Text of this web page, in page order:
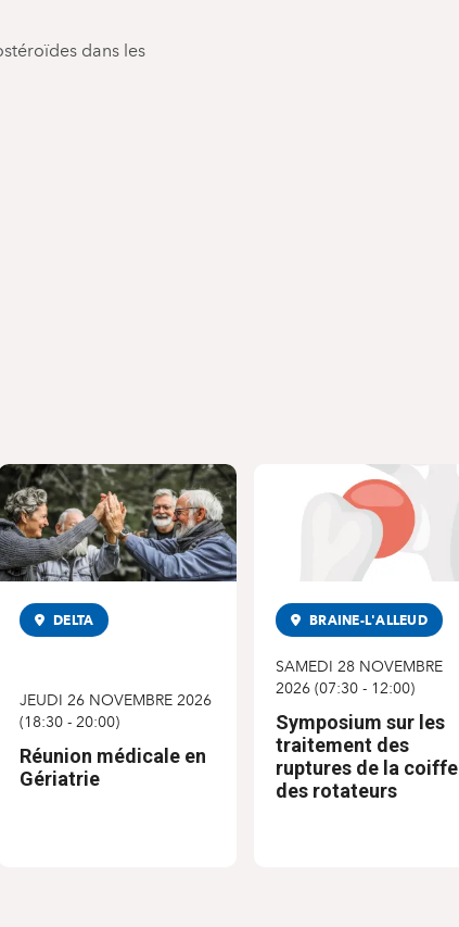
dans les
DELTA
JEUDI 26 NOVEMBRE 2026
(18:30- 20:00)
Réunion médicale en
Gériatrie
BRAINE-L'ALLEUD
SAMEDI 28 NOVEMBRE
2026(07:30- 12:00)
Symposium sur les
traitement des
ruptures de la coiffe
des rotateurs